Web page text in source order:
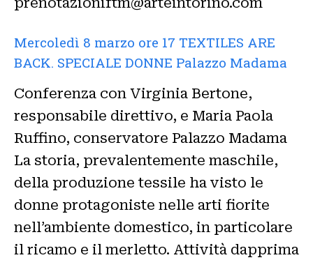
Mercoledì 8 marzo ore 17 TEXTILES ARE
BACK. SPECIALE DONNE Palazzo Madama
Conferenza con Virginia Bertone,
responsabile direttivo, e Maria Paola
Ruffino, conservatore Palazzo Madama
La storia, prevalentemente maschile,
della produzione tessile ha visto le
donne protagoniste nelle arti fiorite
nell’ambiente domestico, in particolare
il ricamo e il merletto. Attività dapprima